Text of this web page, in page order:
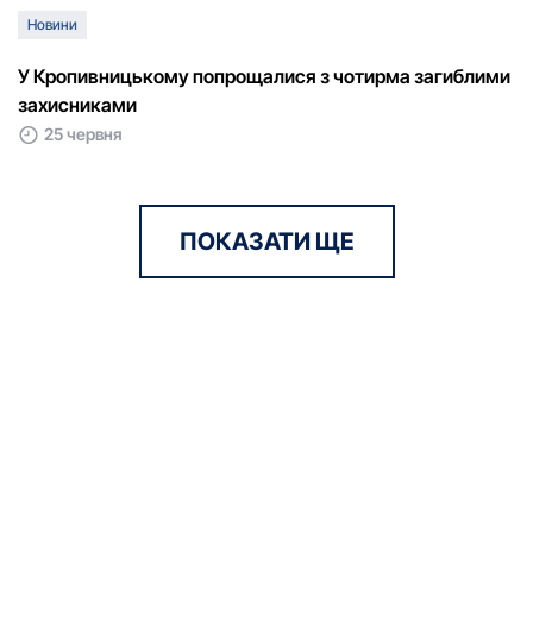
Новини
У Кропивницькому попрощалися з чотирма загиблими
захисниками
25 червня
ПОКАЗАТИ ЩЕ